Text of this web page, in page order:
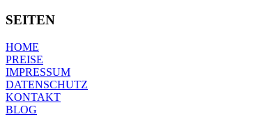
SEITEN
HOME
PREISE
IMPRESSUM
DATENSCHUTZ
KONTAKT
BLOG